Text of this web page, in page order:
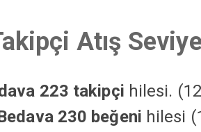
Atış
223 takipçi hilesi.
230 beğeni hilesi